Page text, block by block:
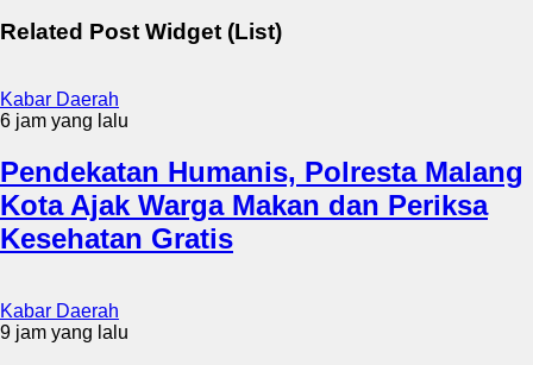
Related Post Widget (List)
Kabar Daerah
6 jam yang lalu
Pendekatan Humanis, Polresta Malang
Kota Ajak Warga Makan dan Periksa
Kesehatan Gratis
Kabar Daerah
9 jam yang lalu